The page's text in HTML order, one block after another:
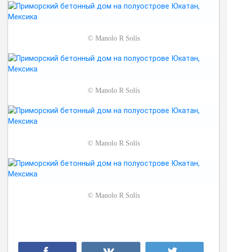
© Manolo R Solís
© Manolo R Solís
© Manolo R Solís
© Manolo R Solís